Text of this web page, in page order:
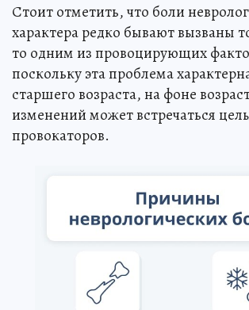
Стоит отметить, что боли
характера редко бывают вызваны
то одним из провоцирующих
поскольку эта проблема
старшего возраста, на фоне
изменений может встречаться
провокаторов.